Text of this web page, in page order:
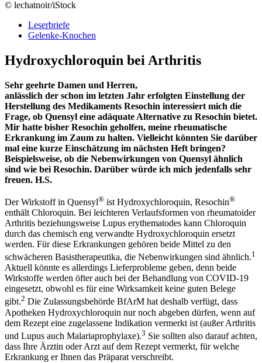
© lechatnoir/iStock
Leserbriefe
Gelenke-Knochen
Hydroxychloroquin bei Arthritis
Sehr geehrte Damen und Herren,
anlässlich der schon im letzten Jahr erfolgten Einstellung der
Herstellung des Medikaments Resochin interessiert mich die
Frage, ob Quensyl eine adäquate Alternative zu Resochin bietet.
Mir hatte bisher Resochin geholfen, meine rheumatische
Erkrankung im Zaum zu halten. Vielleicht könnten Sie darüber
mal eine kurze Einschätzung im nächsten Heft bringen?
Beispielsweise, ob die Nebenwirkungen von Quensyl ähnlich
sind wie bei Resochin. Darüber würde ich mich jedenfalls sehr
freuen. H.S.
Der Wirkstoff in Quensyl® ist Hydroxychloroquin, Resochin®
enthält Chloroquin. Bei leichteren Verlaufsformen von rheumatoider
Arthritis beziehungsweise Lupus erythematodes kann Chloroquin
durch das chemisch eng verwandte Hydroxychloroquin ersetzt
werden. Für diese Erkrankungen gehören beide Mittel zu den
schwächeren Basistherapeutika, die Nebenwirkungen sind ähnlich.1
Aktuell könnte es allerdings Lieferprobleme geben, denn beide
Wirkstoffe werden öfter auch bei der Behandlung von COVID-19
eingesetzt, obwohl es für eine Wirksamkeit keine guten Belege
gibt.2 Die Zulassungsbehörde BfArM hat deshalb verfügt, dass
Apotheken Hydroxychloroquin nur noch abgeben dürfen, wenn auf
dem Rezept eine zugelassene Indikation vermerkt ist (außer Arthritis
und Lupus auch Malariaprophylaxe).3 Sie sollten also darauf achten,
dass Ihre Ärztin oder Arzt auf dem Rezept vermerkt, für welche
Erkrankung er Ihnen das Präparat verschreibt.